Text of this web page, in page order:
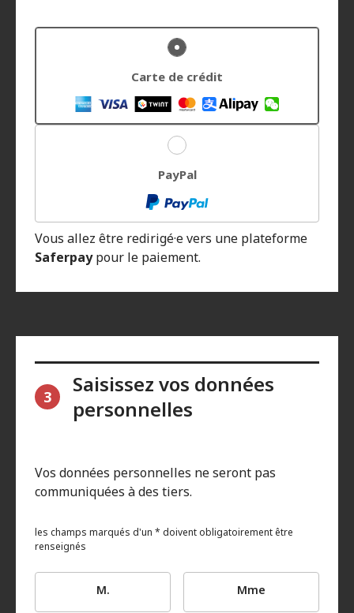
Carte de crédit
PayPal
Vous allez être redirigé·e vers une plateforme
Saferpaypour le paiement.
3
Saisissez vos données
personnelles
Vos données personnelles ne seront pas
communiquées à des tiers.
les champs marqués d'un * doivent obligatoirement être
renseignés
M. Mme